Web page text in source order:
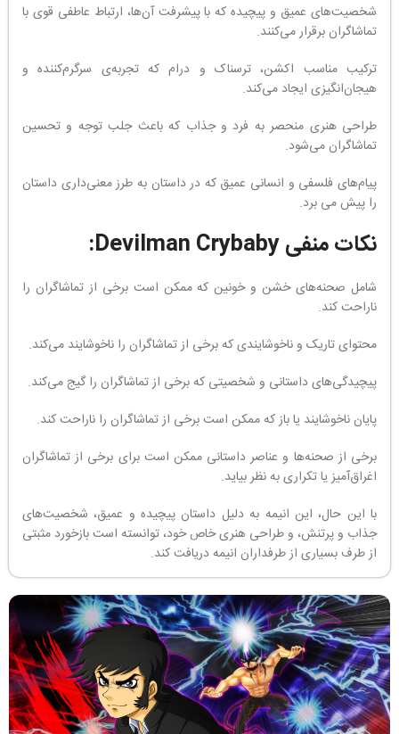
شخصیت‌های عمیق و پیچیده که با پیشرفت آن‌ها، ارتباط عاطفی قوی با
تماشاگران برقرار می‌کنند.
ترکیب مناسب اکشن، ترسناک و درام که تجربه‌ی سرگرم‌کننده و
هیجان‌انگیزی ایجاد می‌کند.
طراحی هنری منحصر به فرد و جذاب که باعث جلب توجه و تحسین
تماشاگران می‌شود.
پیام‌های فلسفی و انسانی عمیق که در داستان به طرز معنی‌داری داستان
را پیش می برد.
نکات منفی Devilman Crybaby:
شامل صحنه‌های خشن و خونین که ممکن است برخی از تماشاگران را
ناراحت کند.
محتوای تاریک و ناخوشایندی که برخی از تماشاگران را ناخوشایند می‌کند.
پیچیدگی‌های داستانی و شخصیتی که برخی از تماشاگران را گیج می‌کند.
پایان ناخوشایند یا باز که ممکن است برخی از تماشاگران را ناراحت کند.
برخی از صحنه‌ها و عناصر داستانی ممکن است برای برخی از تماشاگران
اغراق‌آمیز یا تکراری به نظر بیاید.
با این حال، این انیمه به دلیل داستان پیچیده و عمیق، شخصیت‌های
جذاب و پرتنش، و طراحی هنری خاص خود، توانسته است بازخورد مثبتی
از طرف بسیاری از طرفداران انیمه دریافت کند.